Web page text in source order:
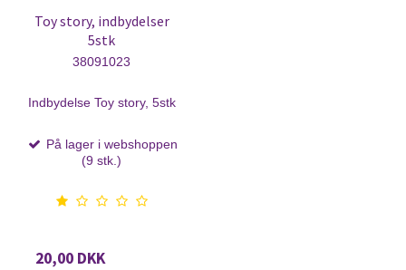
Toy story, indbydelser
5stk
38091023
Indbydelse Toy story, 5stk
På lager i webshoppen
(9 stk.)
20,00 DKK